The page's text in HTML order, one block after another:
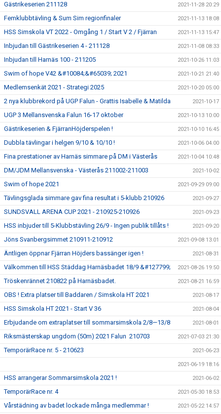
Gästrikeserien 211128 2021-11-28 20:29
Femklubbtävling & Sum Sim regionfinaler 2021-11-13 18:08
HSS Simskola VT 2022 - Omgång 1 / Start V 2 / Fjärran 2021-11-13 15:47
Inbjudan till Gästrikeserien 4 - 211128 2021-11-08 08:33
Inbjudan till Harnäs 100 - 211205 2021-10-26 11:03
Swim of hope V42 &#10084;&#65039; 2021 2021-10-21 21:40
Medlemsenkät 2021 - Strategi 2025 2021-10-20 05:00
2 nya klubbrekord på UGP Falun - Grattis Isabelle & Matilda 2021-10-17
UGP 3 Mellansvenska Falun 16-17 oktober 2021-10-13 10:00
Gästrikeserien & FjärranHöjderspelen ! 2021-10-10 16:45
Dubbla tävlingar i helgen 9/10 & 10/10 ! 2021-10-06 04:00
Fina prestationer av Harnäs simmare på DM i Västerås 2021-10-04 10:48
DM/JDM Mellansvenska - Västerås 211002-211003 2021-10-02
Swim of hope 2021 2021-09-29 09:00
Tävlingsglada simmare gav fina resultat i 5-klubb 210926 2021-09-27
SUNDSVALL ARENA CUP 2021 - 210925-210926 2021-09-23
HSS inbjuder till 5-Klubbstävling 26/9 - Ingen publik tillåts ! 2021-09-20
Jöns Svanbergsimmet 210911-210912 2021-09-08 13:01
Äntligen öppnar Fjärran Höjders bassänger igen ! 2021-08-31
Välkommen till HSS Städdag Harnäsbadet 18/9 &#127799; 2021-08-26 19:50
Tröskenrännet 210822 på Harnäsbadet. 2021-08-21 16:59
OBS ! Extra platser till Baddaren / Simskola HT 2021 2021-08-17
HSS Simskola HT 2021 - Start V 36 2021-08-04
Erbjudande om extraplatser till sommarsimskola 2/8—13/8 2021-08-01
Riksmästerskap ungdom (50m) 2021 Falun 210703 2021-07-03 21:30
TemporärRace nr. 5 - 210623 2021-06-23
2021-06-19 18:16
HSS arrangerar Sommarsimskola 2021 ! 2021-06-02
TemporärRace nr. 4 2021-05-30 18:53
Vårstädning av badet lockade många medlemmar ! 2021-05-22 14:57